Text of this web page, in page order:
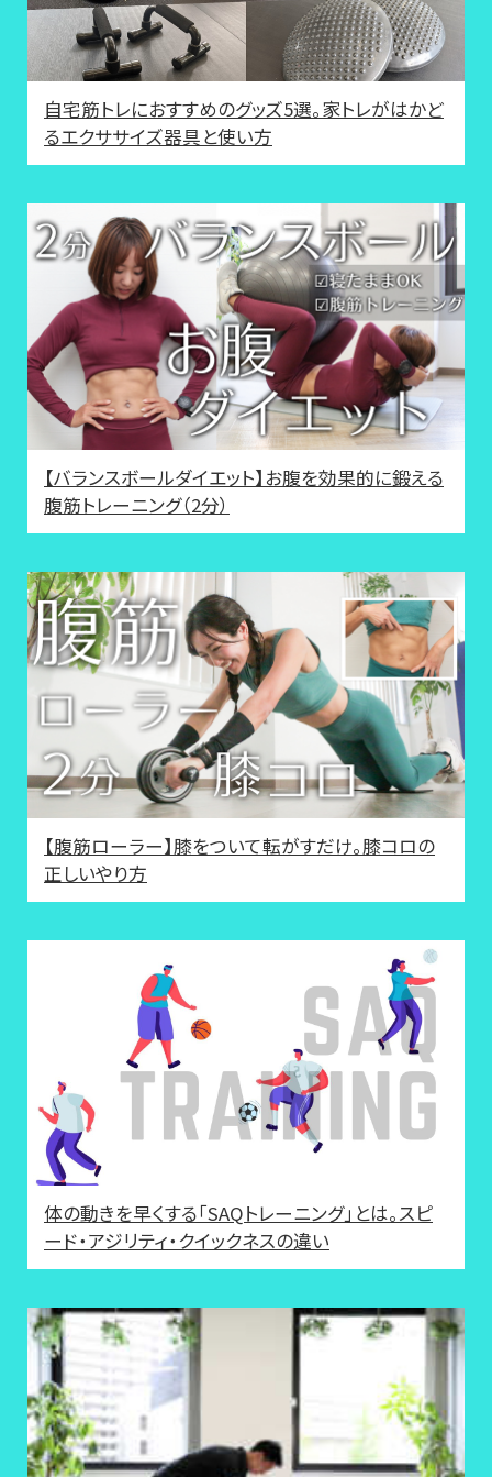
自宅筋トレにおすすめのグッズ5選。家トレがはかど
るエクササイズ器具と使い方
【バランスボールダイエット】お腹を効果的に鍛える
腹筋トレーニング（2分）
【腹筋ローラー】膝をついて転がすだけ。膝コロの
正しいやり方
体の動きを早くする「SAQトレーニング」とは。スピ
ード・アジリティ・クイックネスの違い